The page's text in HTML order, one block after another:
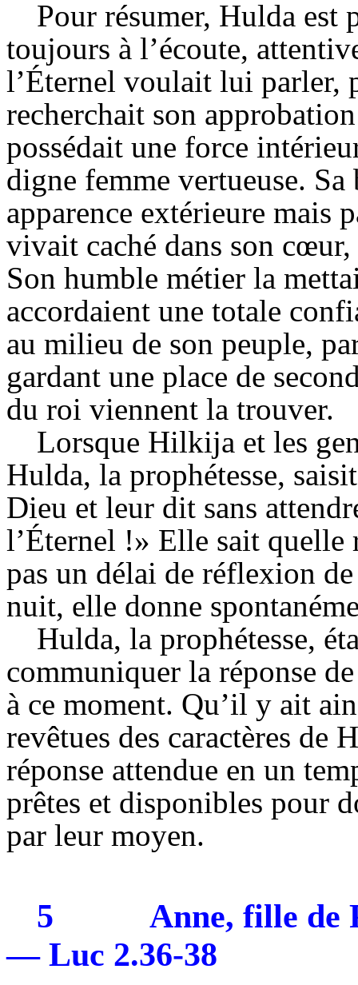
Pour résumer, Hulda est
toujours à l’écoute,
l’Éternel voulait lui parler,
recherchait son
possédait une force
digne femme vertueuse. Sa
apparence extérieure mais
vivait caché dans son
Son humble métier la
accordaient une totale
au milieu de son peuple,
gardant une place de
du roi viennent la trouver.
Lorsque Hilkija et les
Hulda, la prophétesse,
Dieu et leur dit sans
l’Éternel !» Elle sait quelle
pas un délai de réflexion
nuit, elle donne
Hulda, la prophétesse,
communiquer la réponse
à ce moment. Qu’il y ait
revêtues des caractères de
réponse attendue en un
prêtes et disponibles pour
par leur moyen.
5 Anne, fille de
— Luc 2.36-38